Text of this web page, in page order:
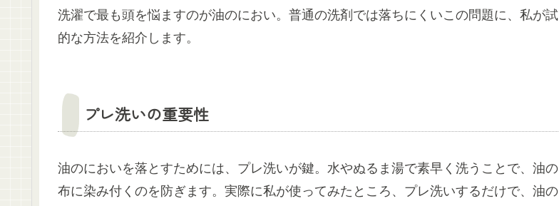
洗濯で最も頭を悩ますのが油のにおい。普通の洗剤では落ちにくいこの問題に、私が
的な方法を紹介します。
プレ洗いの重要性
油のにおいを落とすためには、プレ洗いが鍵。水やぬるま湯で素早く洗うことで、油
布に染み付くのを防ぎます。実際に私が使ってみたところ、プレ洗いするだけで、油